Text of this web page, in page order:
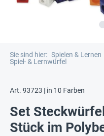
Sie sind hier: Spielen & Lernen
Spiel- & Lernwürfel
Art. 93723 | in 10 Farben
Set
Stück im